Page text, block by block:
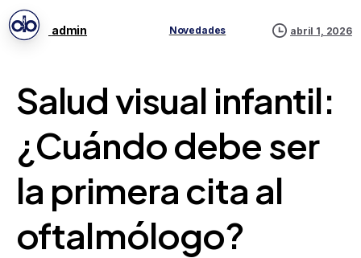
admin Novedades abril 1, 2026
Salud visual infantil:
¿Cuándo debe ser
la primera cita al
oftalmólogo?